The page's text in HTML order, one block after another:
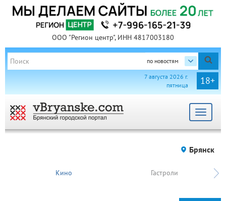
ООО "Регион центр", ИНН 4817003180
по новостям
18+
7 августа 2026 г.
пятница
Toggle
Брянск
Кино Гастроли